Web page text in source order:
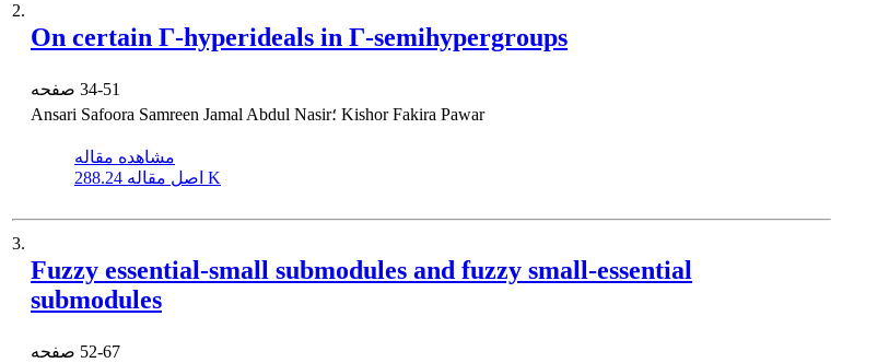
2.
On certain Γ-hyperideals in Γ-semihypergroups
34-51
Ansari Safoora Samreen Jamal Abdul Nasir؛ Kishor Fakira Pawar
مشاهده مقاله
اصل مقاله 288.24 K
3.
Fuzzy essential-small submodules and fuzzy small-essential
submodules
52-67